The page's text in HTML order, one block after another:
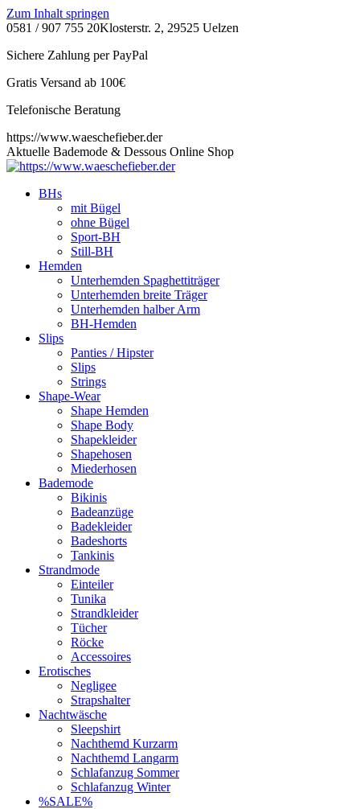
Zum Inhalt springen
0581 / 907 755 20Klosterstr. 2, 29525 Uelzen
Sichere Zahlung per PayPal
Gratis Versand ab 100€
Telefonische Beratung
https://www.waeschefieber.der
Aktuelle Bademode & Dessous Online Shop
BHs
mit Bügel
ohne Bügel
Sport-BH
Still-BH
Hemden
Unterhemden Spaghettiträger
Unterhemden breite Träger
Unterhemden halber Arm
BH-Hemden
Slips
Panties / Hipster
Slips
Strings
Shape-Wear
Shape Hemden
Shape Body
Shapekleider
Shapehosen
Miederhosen
Bademode
Bikinis
Badeanzüge
Badekleider
Badeshorts
Tankinis
Strandmode
Einteiler
Tunika
Strandkleider
Tücher
Röcke
Accessoires
Erotisches
Negligee
Strapshalter
Nachtwäsche
Sleepshirt
Nachthemd Kurzarm
Nachthemd Langarm
Schlafanzug Sommer
Schlafanzug Winter
%SALE%